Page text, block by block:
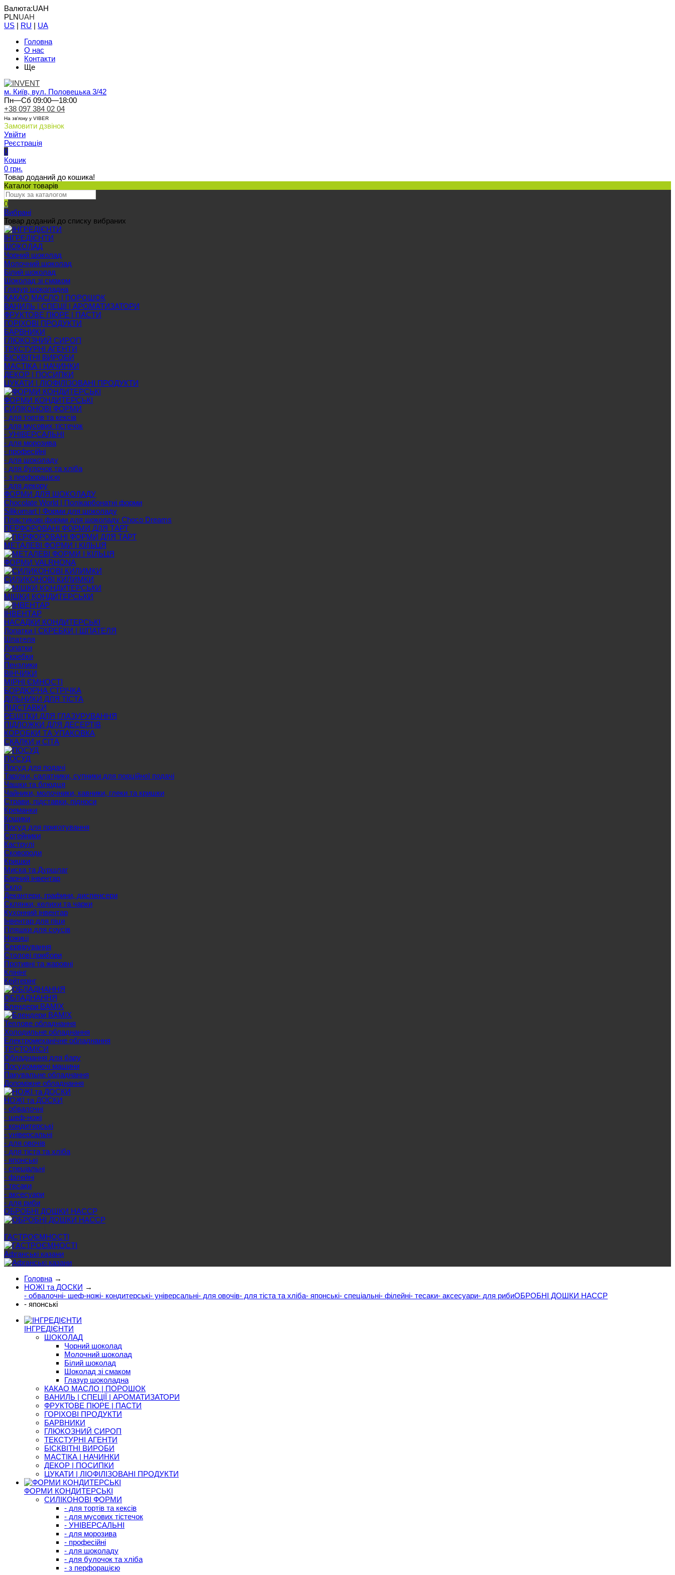
Валюта:UAH
PLNUAH
US | RU | UA
Головна
О нас
Контакти
Ще
м. Київ, вул. Половецька 3/42
Пн—Сб 09:00—18:00
+38 097 384 02 04
На зв'язку у VIBER
Замовити дзвінок
Увійти
Реєстрація
0
Кошик
0 грн.
Товар доданий до кошика!
Каталог товарів
0
Вибрані
Товар доданий до списку вибраних
ІНГРЕДІЄНТИ
ШОКОЛАД
Чорний шоколад
Молочний шоколад
Білий шоколад
Шоколад зі смаком
Глазур шоколадна
КАКАО МАСЛО | ПОРОШОК
ВАНИЛЬ | СПЕЦІЇ | АРОМАТИЗАТОРИ
ФРУКТОВЕ ПЮРЕ | ПАСТИ
ГОРІХОВІ ПРОДУКТИ
БАРВНИКИ
ГЛЮКОЗНИЙ СИРОП
ТЕКСТУРНІ АГЕНТИ
БІСКВІТНІ ВИРОБИ
МАСТІКА | НАЧИНКИ
ДЕКОР | ПОСИПКИ
ЦУКАТИ | ЛІОФІЛІЗОВАНІ ПРОДУКТИ
ФОРМИ КОНДИТЕРСЬКІ
СИЛІКОНОВІ ФОРМИ
- для тортів та кексів
- для мусових тістечок
- УНІВЕРСАЛЬНІ
- для морозива
- професійні
- для шоколаду
- для булочок та хліба
- з перфорацією
- для декору
ФОРМИ ДЛЯ ШОКОЛАДУ
Chocolate World | Полікарбонатні форми
Silikomart | Форми для шоколаду
Пластикові форми для шоколаду Choco Dreams
ПЕРФОРОВАНІ ФОРМИ ДЛЯ ТАРТ
МЕТАЛЕВІ ФОРМИ І КІЛЬЦЯ
ФОРМИ VALRHONA
СИЛИКОНОВІ КИЛИМКИ
МІШКИ КОНДИТЕРСЬКИ
ІНВЕНТАР
НАСАДКИ КОНДИТЕРСЬКІ
Лопатки | СКРЕБКИ | ШПАТЕЛЯ
Шпателя
Лопатки
Скребки
Пензлики
ВІНЧИКИ
МІРНІ ЄМНОСТІ
БОРДЮРНА СТРІЧКА
ДІЛЬНИКИ ДЛЯ ТІСТА
ПІДСТАВКИ
РЕШІТКИ ДЛЯ ГЛАЗУРУВАННЯ
ПІДЛОЖКИ ДЛЯ ДЕСЕРТІВ
КОРОБКИ ТА УПАКОВКА
СКАЛКИ и СІТА
ПОСУД
Посуд для подачі
Тарілки, салатники, супники для порційної подачі
Чашки та блюдця
Чайники, молочники, кавники, глеки та кришки
Страви, підставки, підноси
Креманки
Кошики
Посуд для приготування
Сотейники
Каструлі
Сковороди
Кришки
Миска та Дуршлаг
Барний інвентар
Скло
Декантери, графини, диспенсери
Склянки, келихи та чарки
Кухонний інвентар
Інвентар для піци
Пляшки для соусів
Ножиці
Сервірування
Cтолові прибори
Противні та жаровні
Клінінг
Кейтерінг
ОБЛАДНАННЯ
Блендери BAMIX
Теплове обладнання
Холодильне обладнання
Електромеханічне обладнання
ТЕСТОМІСИ
Обладнання для бару
Посудомиючі машини
Пакувальне обладнання
Допоміжне обладнання
НОЖІ та ДОСКИ
- обвалочні
- шеф-ножі
- кондитерські
- універсальні
- для овочів
- для тіста та хліба
- японські
- спеціальні
- філейні
- тесаки
- аксесуари
- для риби
ОБРОБНІ ДОШКИ HACCP
ГАСТРОЄМНОСТІ
Афганські казани
Головна →
НОЖІ та ДОСКИ →
- обвалочні- шеф-ножі- кондитерські- універсальні- для овочів- для тіста та хліба- японські- спеціальні- філейні- тесаки- аксесуари- для рибиОБРОБНІ ДОШКИ HACCP
- японські
ІНГРЕДІЄНТИ
ШОКОЛАД
Чорний шоколад
Молочний шоколад
Білий шоколад
Шоколад зі смаком
Глазур шоколадна
КАКАО МАСЛО | ПОРОШОК
ВАНИЛЬ | СПЕЦІЇ | АРОМАТИЗАТОРИ
ФРУКТОВЕ ПЮРЕ | ПАСТИ
ГОРІХОВІ ПРОДУКТИ
БАРВНИКИ
ГЛЮКОЗНИЙ СИРОП
ТЕКСТУРНІ АГЕНТИ
БІСКВІТНІ ВИРОБИ
МАСТІКА | НАЧИНКИ
ДЕКОР | ПОСИПКИ
ЦУКАТИ | ЛІОФІЛІЗОВАНІ ПРОДУКТИ
ФОРМИ КОНДИТЕРСЬКІ
СИЛІКОНОВІ ФОРМИ
- для тортів та кексів
- для мусових тістечок
- УНІВЕРСАЛЬНІ
- для морозива
- професійні
- для шоколаду
- для булочок та хліба
- з перфорацією